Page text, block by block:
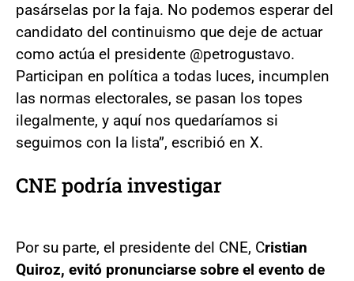
pasárselas por la faja. No podemos esperar del
candidato del continuismo que deje de actuar
como actúa el presidente @petrogustavo.
Participan en política a todas luces, incumplen
las normas electorales, se pasan los topes
ilegalmente, y aquí nos quedaríamos si
seguimos con la lista”, escribió en X.
CNE podría investigar
Por su parte, el presidente del CNE, Cristian
Quiroz, evitó pronunciarse sobre el evento de